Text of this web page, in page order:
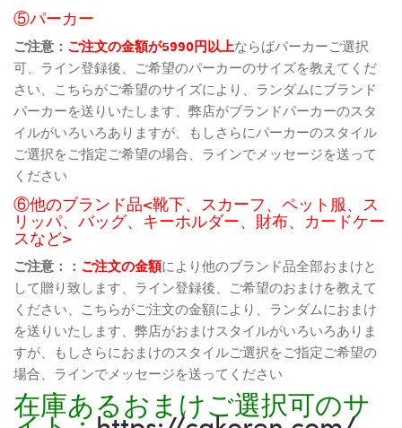
⑤パーカー
ご注意： ご注文の金額が5990円以上ならばパーカーご選択
可、ライン登録後、ご希望のパーカーのサイズを教えてくだ
さい、こちらがご希望のサイズにより、ランダムにブランド
パーカーを送りいたします、弊店がブランドパーカーのスタ
イルがいろいろありますが、もしさらにパーカーのスタイル
ご選択をご指定ご希望の場合、ラインでメッセージを送って
ください
⑥他のブランド品<靴下、スカーフ、ペット服、ス
リッパ、バッグ、キーホルダー、財布、カードケー
スなど>
ご注意：： ご注文の金額により他のブランド品全部おまけと
して贈り致します、ライン登録後、ご希望のおまけを教えて
ください、こちらがご注文の金額により、ランダムにおまけ
を送りいたします、弊店がおまけスタイルがいろいろありま
すが、もしさらにおまけのスタイルご選択をご指定ご希望の
場合、ラインでメッセージを送ってください
在庫あるおまけご選択可のサ